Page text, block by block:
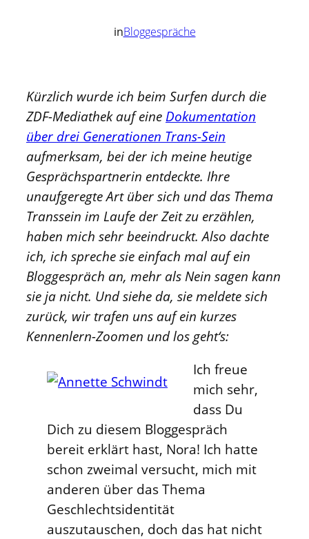
inBloggespräche
Kürzlich wurde ich beim Surfen durch die
ZDF-Mediathek auf eine Dokumentation
über drei Generationen Trans-Sein
aufmerksam, bei der ich meine heutige
Gesprächspartnerin entdeckte. Ihre
unaufgeregte Art über sich und das Thema
Transsein im Laufe der Zeit zu erzählen,
haben mich sehr beeindruckt. Also dachte
ich, ich spreche sie einfach mal auf ein
Bloggespräch an, mehr als Nein sagen kann
sie ja nicht. Und siehe da, sie meldete sich
zurück, wir trafen uns auf ein kurzes
Kennenlern-Zoomen und los geht‘s:
Ich freue
mich sehr,
dass Du
Dich zu diesem Bloggespräch
bereit erklärt hast, Nora! Ich hatte
schon zweimal versucht, mich mit
anderen über das Thema
Geschlechtsidentität
auszutauschen, doch das hat nicht